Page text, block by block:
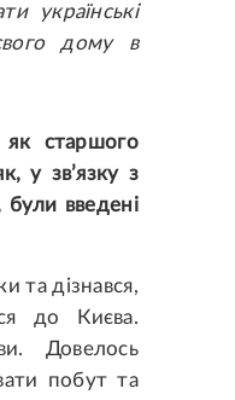
українські
дому в
старшого
у зв’язку з
введені
та дізнався,
до Києва.
Довелось
побут та